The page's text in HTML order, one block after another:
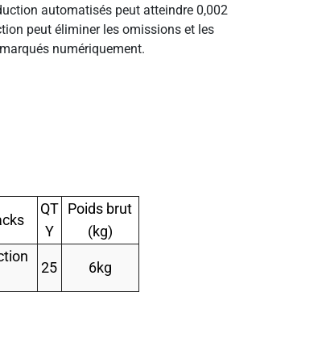
automatisés peut atteindre 0,002
peut éliminer les omissions et les
numériquement.
QT
Y
Poids brut
(kg)
25 6kg